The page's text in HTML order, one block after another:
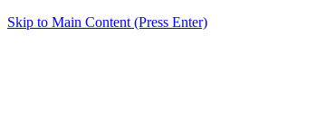
Skip to Main Content (Press Enter)